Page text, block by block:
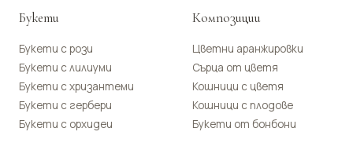
Букети
Букети с рози
Букети с лилиуми
Букети с хризантеми
Букети с гербери
Букети с орхидеи
Композиции
Цветни аранжировки
Сърца от цветя
Кошници с цветя
Кошници с плодове
Букети от бонбони